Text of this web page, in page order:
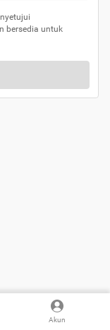
Akun
bersedia untuk